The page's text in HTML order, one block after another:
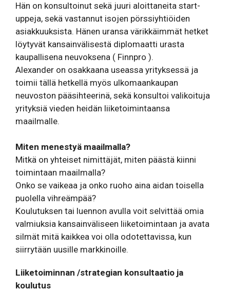
Hän on konsultoinut sekä juuri aloittaneita start-
uppeja, sekä vastannut isojen pörssiyhtiöiden
asiakkuuksista. Hänen uransa värikkäimmät hetket
löytyvät kansainvälisestä diplomaatti urasta
kaupallisena neuvoksena ( Finnpro ).
Alexander on osakkaana useassa yrityksessä ja
toimii tällä hetkellä myös ulkomaankaupan
neuvoston pääsihteerinä, sekä konsultoi valikoituja
yrityksiä vieden heidän liiketoimintaansa
maailmalle.
Miten menestyä maailmalla?
Mitkä on yhteiset nimittäjät, miten päästä kiinni
toimintaan maailmalla?
Onko se vaikeaa ja onko ruoho aina aidan toisella
puolella vihreämpää?
Koulutuksen tai luennon avulla voit selvittää omia
valmiuksia kansainväliseen liiketoimintaan ja avata
silmät mitä kaikkea voi olla odotettavissa, kun
siirrytään uusille markkinoille.
Liiketoiminnan /strategian konsultaatio ja
koulutus